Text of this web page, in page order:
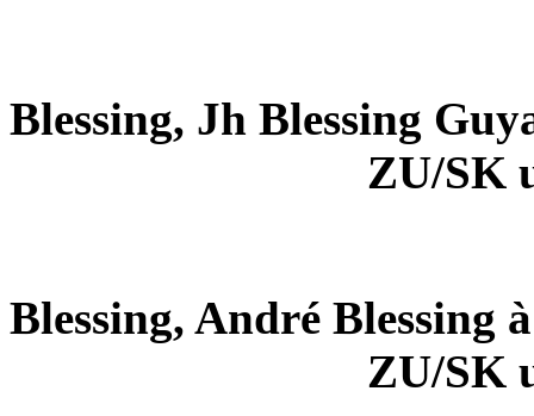
Blessing, Jh Blessing
ZU/SK
Blessing, André Blessing
ZU/SK